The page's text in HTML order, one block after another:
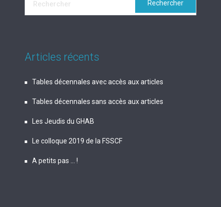
Articles récents
Tables décennales avec accès aux articles
Tables décennales sans accès aux articles
Les Jeudis du GHAB
Le colloque 2019 de la FSSCF
A petits pas … !